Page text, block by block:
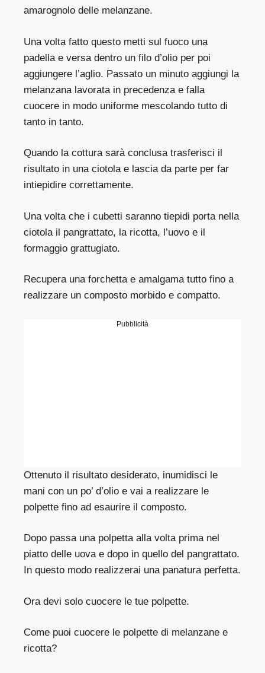
amarognolo delle melanzane.
Una volta fatto questo metti sul fuoco una
padella e versa dentro un filo d’olio per poi
aggiungere l’aglio. Passato un minuto aggiungi la
melanzana lavorata in precedenza e falla
cuocere in modo uniforme mescolando tutto di
tanto in tanto.
Quando la cottura sarà conclusa trasferisci il
risultato in una ciotola e lascia da parte per far
intiepidire correttamente.
Una volta che i cubetti saranno tiepidi porta nella
ciotola il pangrattato, la ricotta, l’uovo e il
formaggio grattugiato.
Recupera una forchetta e amalgama tutto fino a
realizzare un composto morbido e compatto.
Pubblicità
Ottenuto il risultato desiderato, inumidisci le
mani con un po’ d’olio e vai a realizzare le
polpette fino ad esaurire il composto.
Dopo passa una polpetta alla volta prima nel
piatto delle uova e dopo in quello del pangrattato.
In questo modo realizzerai una panatura perfetta.
Ora devi solo cuocere le tue polpette.
Come puoi cuocere le polpette di melanzane e
ricotta?